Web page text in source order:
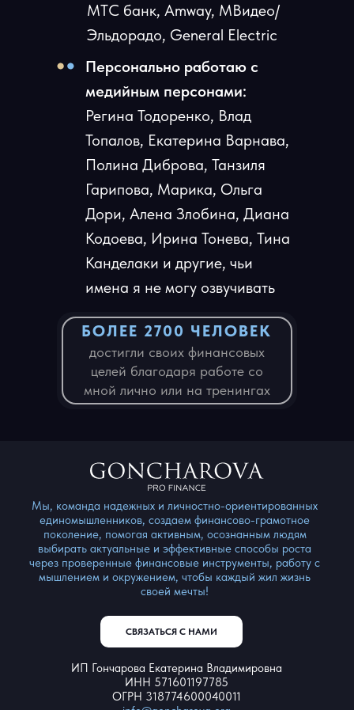
МТС банк, Amway, МВидео/
Эльдорадо, General Electric
Персонально работаю с
медийным персонами:
Регина Тодоренко, Влад
Топалов, Екатерина Варнава,
Полина Диброва, Танзиля
Гарипова, Марика, Ольга
Дори, Алена Злобина, Диана
Кодоева, Ирина Тонева, Тина
Канделаки и другие, чьи
имена я не могу озвучивать
достигли своих финансовых
целей благодаря работе со
мной лично или на тренингах
БОЛЕЕ 2700 ЧЕЛОВЕК
ИП Гончарова Екатерина Владимировна
ИНН 571601197785
ОГРН 318774600040011
Мы, команда надежных и личностно-ориентированных
единомышленников, создаем финансово-грамотное
поколение, помогая активным, осознанным людям
выбирать актуальные и эффективные способы роста
через проверенные финансовые инструменты, работу с
мышлением и окружением, чтобы каждый жил жизнь
своей мечты!
СВЯЗАТЬСЯ С НАМИ